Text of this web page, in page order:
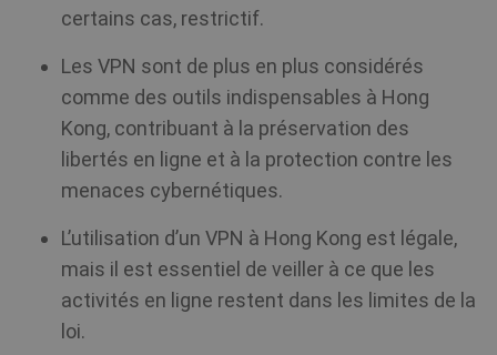
certains cas, restrictif.
Les VPN sont de plus en plus considérés
comme des outils indispensables à Hong
Kong, contribuant à la préservation des
libertés en ligne et à la protection contre les
menaces cybernétiques.
L’utilisation d’un VPN à Hong Kong est légale,
mais il est essentiel de veiller à ce que les
activités en ligne restent dans les limites de la
loi.